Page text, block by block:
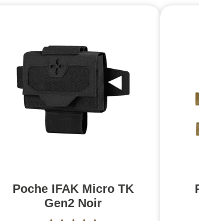
Poche IFAK Micro TK
Gen2 Noir